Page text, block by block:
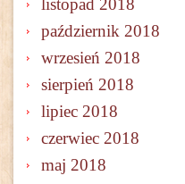
listopad 2018
październik 2018
wrzesień 2018
sierpień 2018
lipiec 2018
czerwiec 2018
maj 2018